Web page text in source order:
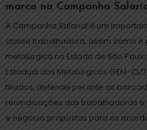
marco na Campanha
A Campanha Salarial é um
classe trabalhadora, assim como
metalúrgica no Estado de São
Estadual dos Metalúrgicos (FEM-
filiados, defende perante as
reivindicações das trabalhadoras
e negocia propostas para os